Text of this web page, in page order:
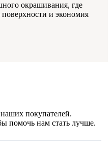
окрашивания, где
поверхности и экономия
покупателей.
помочь нам стать лучше.